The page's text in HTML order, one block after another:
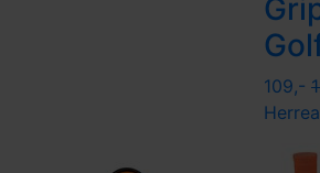
109,-
Herre